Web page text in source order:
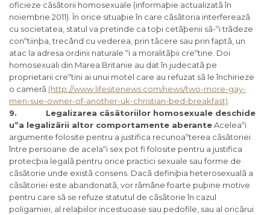
oficieze cãsãtorii homosexuale (informaþie actualizatã în
noiembrie 2011). În orice situaþie în care cãsãtoria interfereazã
cu societatea, statul va pretinde ca toþi cetãþenii sã-ºi trãdeze
conºtiinþa, trecând cu vederea, prin tãcere sau prin faptã, un
atac la adresa ordinii naturale ºi a moralitãþii creºtine. Doi
homosexuali din Marea Britanie au dat în judecatã pe
proprietarii creºtini ai unui motel care au refuzat sã le închirieze
o camerã (http://www.lifesitenews.com/news/two-more-gay-
men-sue-owner-of-another-uk-christian-bed-breakfast)
9. Legalizarea cãsãtoriilor homosexuale deschide
uºa legalizãrii altor comportamente aberanteAceleaºi
argumente folosite pentru a justifica recunoaºterea cãsãtoriei
între persoane de acelaºi sex pot fi folosite pentru a justifica
protecþia legalã pentru orice practici sexuale sau forme de
cãsãtorie unde existã consens. Dacã definiþia heterosexualã a
cãsãtoriei este abandonatã, vor rãmâne foarte puþine motive
pentru care sã se refuze statutul de cãsãtorie în cazul
poligamiei, al relaþiilor incestuoase sau pedofile, sau al oricãrui